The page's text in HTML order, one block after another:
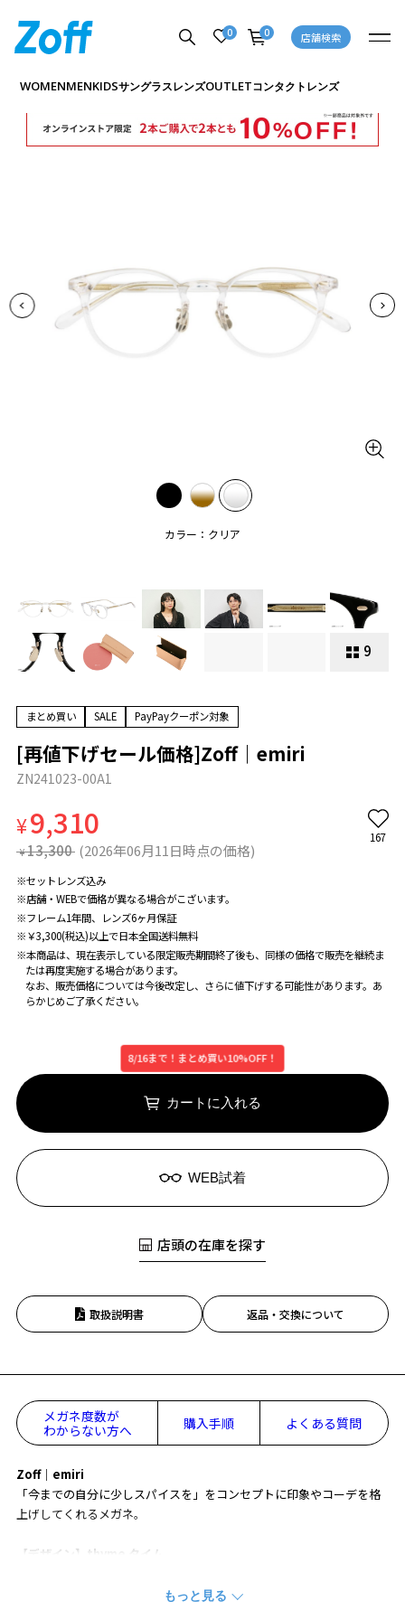
0 0 店舗検索
WOMENMENKIDSサングラスレンズOUTLETコンタクトレンズ
カラー：クリア
9
商品詳細ページへ
まとめ買い SALE PayPayクーポン対象
[再値下げセール価格]Zoff｜emiri
ZN241023-00A1
¥9,310
¥ 13,300 (2026年06月11日時点の価格)
167
※セットレンズ込み
※店舗・WEBで価格が異なる場合がこざいます。
※フレーム1年間、レンズ6ヶ月保証
※￥3,300(税込)以上で日本全国送料無料
※本商品は、現在表示している限定販売期間終了後も、同様の価格で販売を継続ま
たは再度実施する場合があります。
なお、販売価格については今後改定し、さらに値下げする可能性があります。あ
らかじめご了承ください。
8/16まで！まとめ買い10%OFF！
カートに入れる
WEB試着
店頭の在庫を探す
取扱説明書 返品・交換について
メガネ度数が
わからない方へ
購入手順 よくある質問
Zoff｜emiri
「今までの自分に少しスパイスを」をコンセプトに印象やコーデを格
上げしてくれるメガネ。
【デザイン】thyme タイム
カジュアルさもきちんと感も演出できる万能なデザイン。